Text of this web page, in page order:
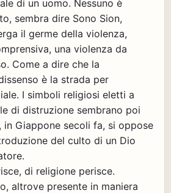
di un uomo. Nessuno è
sembra dire Sono Sion,
il germe della violenza,
una violenza da
Come a dire che la
è la strada per
I simboli religiosi eletti a
di distruzione sembrano poi
in Giappone secoli fa, si oppose
del culto di un Dio
di religione perisce.
altrove presente in maniera